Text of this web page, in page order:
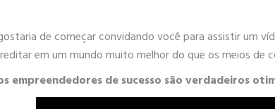
de começar convidando você para assistir um
em um mundo muito melhor do que os meios de
empreendedores de sucesso são verdadeiros